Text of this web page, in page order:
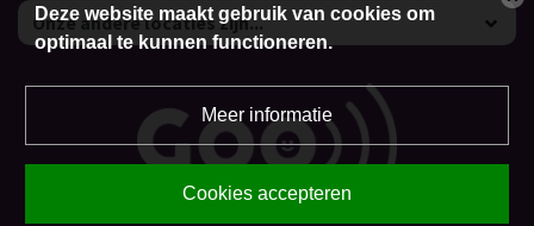
Deze website maakt gebruik van cookies om
optimaal te kunnen functioneren.
Meer informatie
Cookies accepteren